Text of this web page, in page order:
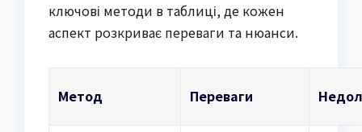
ключові методи в таблиці, де кожен
аспект розкриває переваги та нюанси.
Метод Переваги